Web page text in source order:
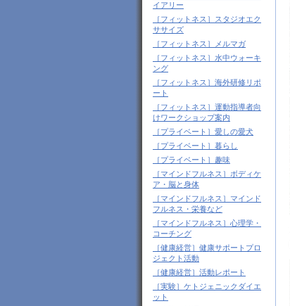
イアリー
［フィットネス］スタジオエク
ササイズ
［フィットネス］メルマガ
［フィットネス］水中ウォーキ
ング
［フィットネス］海外研修リポ
ート
［フィットネス］運動指導者向
けワークショップ案内
［プライベート］愛しの愛犬
［プライベート］暮らし
［プライベート］趣味
［マインドフルネス］ボディケ
ア・脳と身体
［マインドフルネス］マインド
フルネス・栄養など
［マインドフルネス］心理学・
コーチング
［健康経営］健康サポートプロ
ジェクト活動
［健康経営］活動レポート
［実験］ケトジェニックダイエ
ット